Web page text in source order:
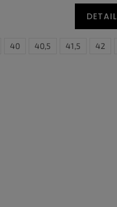
47,5
DETAIL
40 40,5 41,5 42